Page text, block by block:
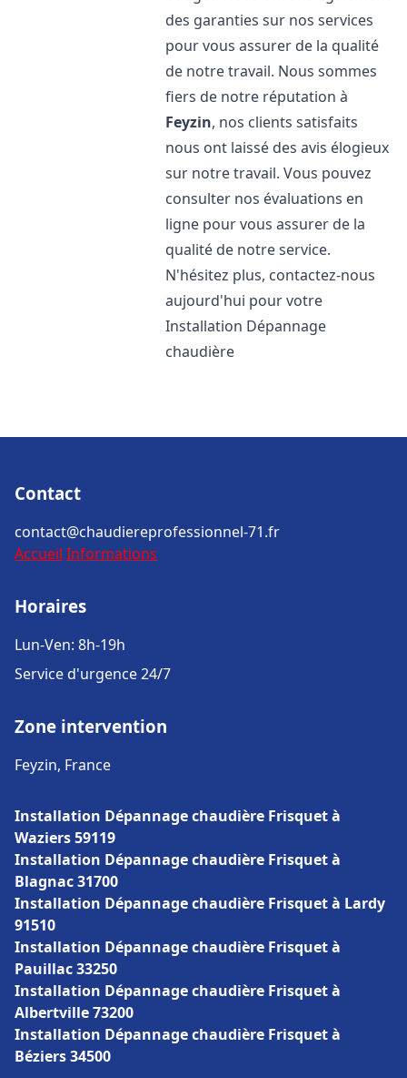
des garanties sur nos services
pour vous assurer de la qualité
de notre travail. Nous sommes
fiers de notre réputation à
Feyzin, nos clients satisfaits
nous ont laissé des avis élogieux
sur notre travail. Vous pouvez
consulter nos évaluations en
ligne pour vous assurer de la
qualité de notre service.
N'hésitez plus, contactez-nous
aujourd'hui pour votre
Installation Dépannage
chaudière
Contact
contact@chaudiereprofessionnel-71.fr
Accueil Informations
Horaires
Lun-Ven: 8h-19h
Service d'urgence 24/7
Zone intervention
Feyzin, France
Installation Dépannage chaudière Frisquet à
Waziers 59119
Installation Dépannage chaudière Frisquet à
Blagnac 31700
Installation Dépannage chaudière Frisquet à Lardy
91510
Installation Dépannage chaudière Frisquet à
Pauillac 33250
Installation Dépannage chaudière Frisquet à
Albertville 73200
Installation Dépannage chaudière Frisquet à
Béziers 34500